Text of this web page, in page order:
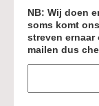
NB: Wij doen
soms komt
streven ernaar
mailen dus